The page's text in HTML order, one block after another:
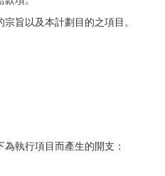
旨以及本計劃目的之項目。
執行項目而產生的開支：